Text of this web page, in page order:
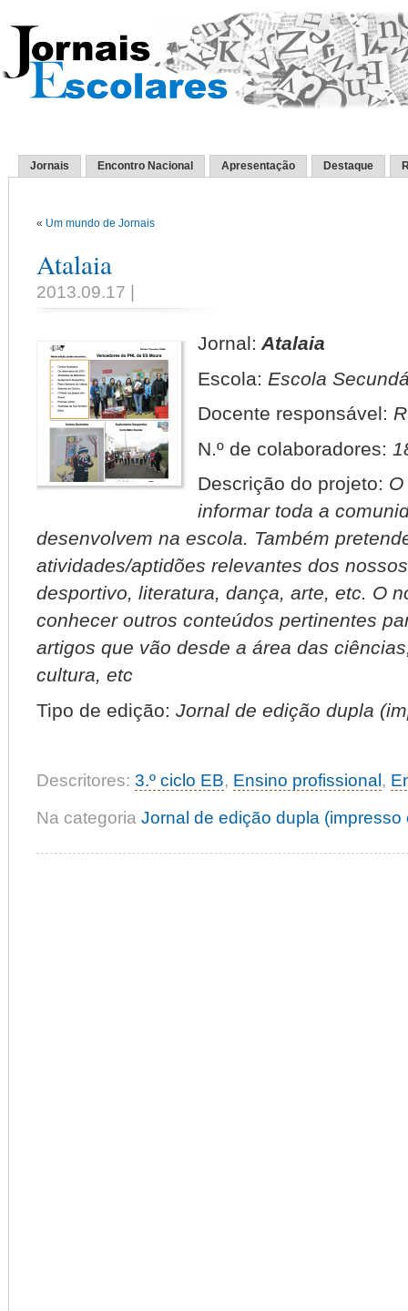
Jornais Encontro Nacional Apresentação Destaque
« Um mundo de Jornais
Atalaia
2013.09.17 |
Jornal: Atalaia
Escola: Escola
Docente responsável:
N.º de colaboradores:
Descrição do projeto:
informar toda a
desenvolvem na escola. Também
atividades/aptidões relevantes dos
desportivo, literatura, dança, arte, etc. O
conhecer outros conteúdos pertinentes
artigos que vão desde a área das
cultura, etc
Tipo de edição: Jornal de edição dupla
Descritores: 3.º ciclo EB, Ensino profissional,
Na categoria Jornal de edição dupla (impresso